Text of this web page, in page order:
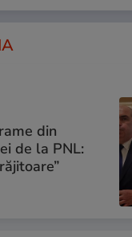
din
de la PNL: